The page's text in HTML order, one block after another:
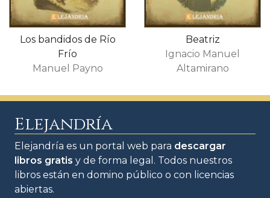
Los bandidos de Río
Frío
Manuel Payno
Beatriz
Ignacio Manuel
Altamirano
Elejandría
Elejandría es un portal web para descargar
libros gratis y de forma legal. Todos nuestros
libros están en domino público o con licencias
abiertas.